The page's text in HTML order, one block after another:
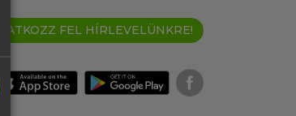
IRATKOZZ FEL HÍRLEVELÜNKRE!